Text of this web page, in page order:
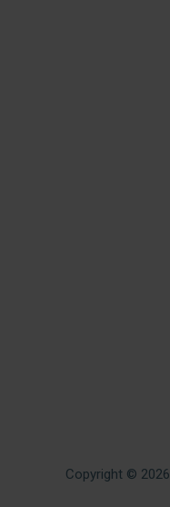
Copyright © 2026